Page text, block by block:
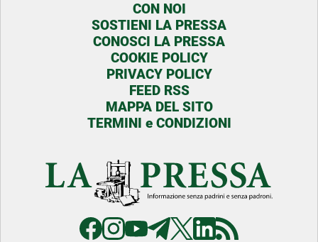
CON NOI
SOSTIENI LA PRESSA
CONOSCI LA PRESSA
COOKIE POLICY
PRIVACY POLICY
FEED RSS
MAPPA DEL SITO
TERMINI e CONDIZIONI